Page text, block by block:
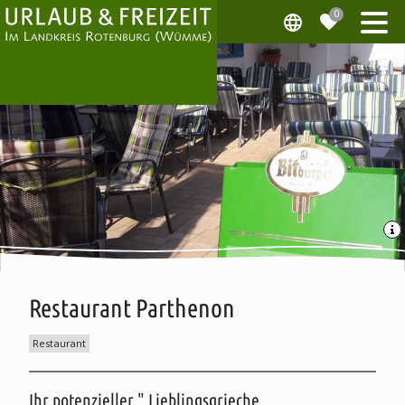
Restaurant Parthenon
Restaurant
Beschreibung
Ihr potenzieller " Lieblingsgrieche